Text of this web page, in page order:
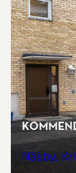
Näsby,